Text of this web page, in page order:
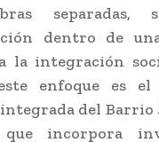
dentro de
la integración
enfoque es el
del Barrio
que incorpora